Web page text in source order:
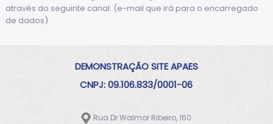
através do seguinte canal: (e-mail que irá para o encarregado
de dados)
DEMONSTRAÇÃO SITE APAES
CNPJ: 09.106.833/0001-06
Rua Dr Walmor Ribeiro, 160